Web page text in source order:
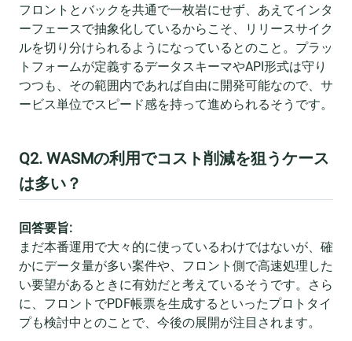
フロントとバックを共通で一枚岩にせず、あえてインタ
ーフェースで抽象化しているからこそ、リリースサイク
ルを切り分けられるようになっているとのこと。プラッ
トフォームが定義するデータスキーマやAPI形式は守り
つつも、その範囲内であれば自由に開発可能なので、サ
ービス単位でスピード感を持って進められるそうです。
Q2. WASMの利用でコスト削減を狙うケース
は多い？
回答要旨:
まだ本番運用で大々的に使っているわけではないが、確
かにデータ量が多い案件や、フロント側で高速処理した
い要望があるときに有効だと考えているそうです。さら
に、フロントでPDF帳票を生成するといったプロトタイ
プも検討中とのことで、今後の展開が注目されます。